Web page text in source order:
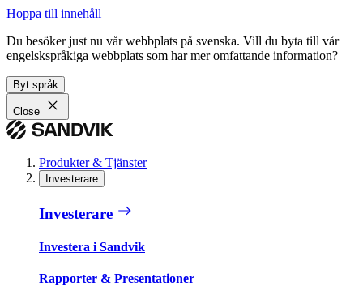
Hoppa till innehåll
Du besöker just nu vår webbplats på svenska. Vill du byta till vår
engelskspråkiga webbplats som har mer omfattande information?
Byt språk
Close
Produkter & Tjänster
Investerare
Investerare
Investera i Sandvik
Rapporter & Presentationer